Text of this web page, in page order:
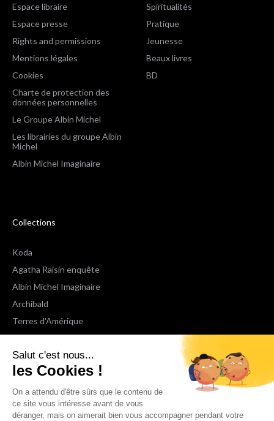
Salut c'est nous...
les Cookies !
On a attendu d'être sûrs que le contenu de
ce site vous intéresse avant de vous
déranger, mais on aimerait bien vous accompagner pendant votre
Espace libraire
Espace presse
Rights and permissions
Mentions légales
Cookies
Charte de protection des
données personnelles
Le Groupe Albin Michel
Les librairies du groupe Albin
Michel
Albin Michel Imaginaire
Spiritualités
Pratique
Jeunesse
Beaux livres
BD
Collections
Koda
Agatha Raisin enquête
Albin Michel Imaginaire
Archibald
Terres d'Amérique
Espaces Libres Poche
NOX
Wiz
Voir toutes les collections